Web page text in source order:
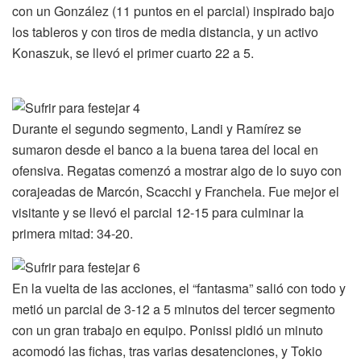
con un González (11 puntos en el parcial) inspirado bajo
los tableros y con tiros de media distancia, y un activo
Konaszuk, se llevó el primer cuarto 22 a 5.
Durante el segundo segmento, Landi y Ramírez se
sumaron desde el banco a la buena tarea del local en
ofensiva. Regatas comenzó a mostrar algo de lo suyo con
corajeadas de Marcón, Scacchi y Franchela. Fue mejor el
visitante y se llevó el parcial 12-15 para culminar la
primera mitad: 34-20.
En la vuelta de las acciones, el “fantasma” salió con todo y
metió un parcial de 3-12 a 5 minutos del tercer segmento
con un gran trabajo en equipo. Ponissi pidió un minuto
acomodó las fichas, tras varias desatenciones, y Tokio